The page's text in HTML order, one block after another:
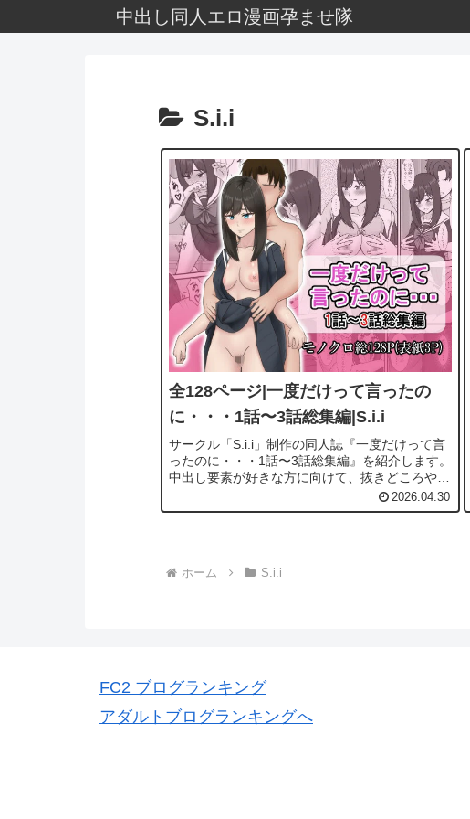
中出し同人エロ漫画孕ませ隊
S.i.i
全128ページ|一度だけって言ったの
に・・・1話〜3話総集編|S.i.i
サークル「S.i.i」制作の同人誌『一度だけって言
ったのに・・・1話〜3話総集編』を紹介します。
中出し要素が好きな方に向けて、抜きどころや注
目ポイントを中心にわかりやすくまとめていま
す。『一度だけって言ったのに・・・1話〜3話総
2026.04.30
ホーム S.i.i
FC2 ブログランキング
アダルトブログランキングへ